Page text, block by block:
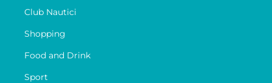
Club Nautici
Shopping
Food and Drink
Sport